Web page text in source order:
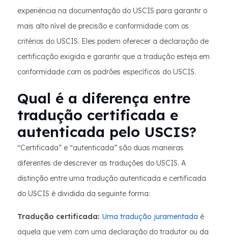
experiência na documentação do USCIS para garantir o
mais alto nível de precisão e conformidade com os
critérios do USCIS. Eles podem oferecer a declaração de
certificação exigida e garantir que a tradução esteja em
conformidade com os padrões específicos do USCIS.
Qual é a diferença entre
tradução certificada e
autenticada pelo USCIS?
“Certificada” e “autenticada” são duas maneiras
diferentes de descrever as traduções do USCIS. A
distinção entre uma tradução autenticada e certificada
do USCIS é dividida da seguinte forma:
Tradução certificada: Uma tradução juramentada é
aquela que vem com uma declaração do tradutor ou da